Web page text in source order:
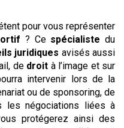
pour vous représenter
? Ce spécialiste du
juridiques avisés aussi
de droit à l’image et sur
intervenir lors de la
ou de sponsoring, de
les négociations liées à
protégerez ainsi des